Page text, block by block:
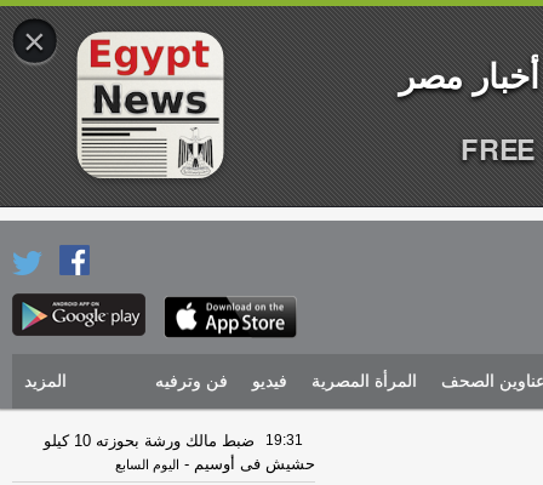
الصحف المرأة المصرية فيديو فن وترفيه المزيد
19:31
ضبط مالك ورشة بحوزته 10 كيلو
حشيش فى أوسيم - اليوم السابع
×